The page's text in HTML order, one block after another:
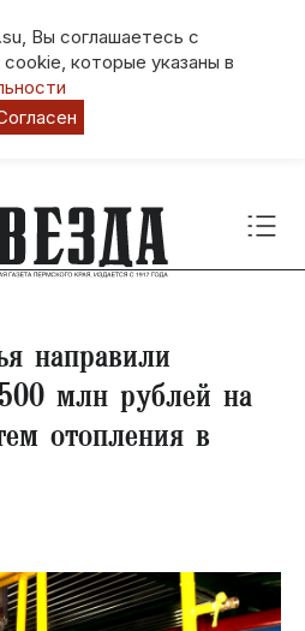
Вы соглашаетесь с
которые указаны в
направили
млн рублей на
отопления в